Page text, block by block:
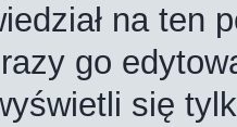
na ten
go
się